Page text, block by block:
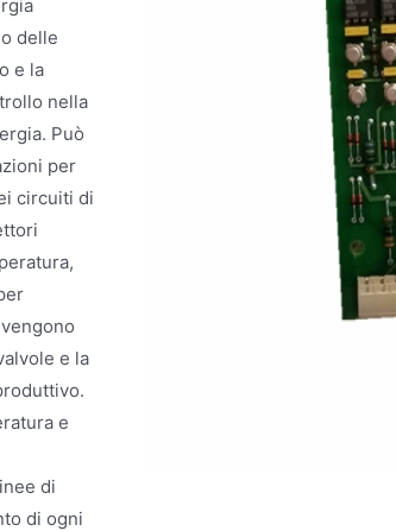
delle
e la
nella
Può
per
circuiti di
e la
e
di
di ogni